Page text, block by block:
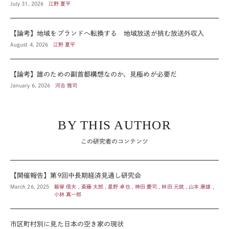
July 31, 2026 江野 夏平
【論考】地域をブランドへ転換する 地域放送が挑む放送外収入
August 4, 2026 江野 夏平
【論考】誰のための副首都構想なのか、見極めが必要だ
January 6, 2026 河合 雅司
BY THIS AUTHOR
この研究者のコンテンツ
【開催報告】第9回中長期経済見通し研究会
March 26, 2025
飯塚 信夫 , 斎藤 太郎 , 星野 卓也 , 神田 慶司 , 林田 元就 , 山本 康雄 ,
小林 真一郎
市区町村別に見た日本の空き家の現状